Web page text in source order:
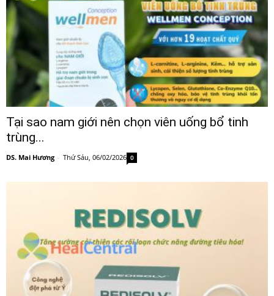
Tại sao nam giới nên chọn viên uống bổ tinh
trùng...
DS. Mai Hương - Thứ Sáu, 06/02/2026 0